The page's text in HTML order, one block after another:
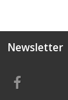
Newsletter